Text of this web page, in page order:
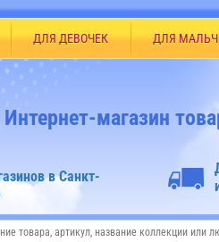
ДЛЯ ДЕВОЧЕК ДЛЯ
Интернет-магазин
в Санкт-